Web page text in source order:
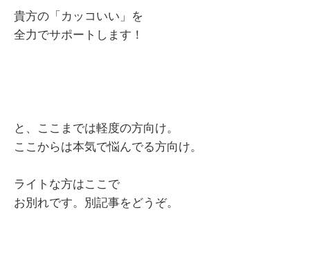
貴方の「カッコいい」を
全力でサポートします！
と、ここまでは軽度の方向け。
ここからは本気で悩んでる方向け。
ライトな方はここで
お別れです。別記事をどうぞ。